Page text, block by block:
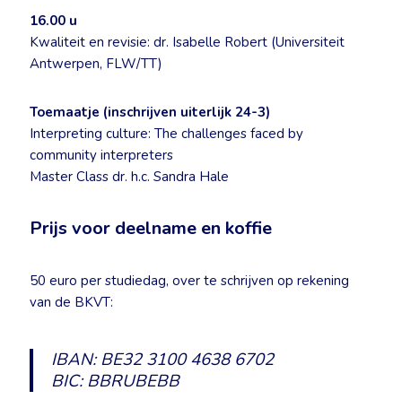
16.00 u
Kwaliteit en revisie: dr. Isabelle Robert (Universiteit
Antwerpen, FLW/TT)
Toemaatje (inschrijven uiterlijk 24-3)
Interpreting culture: The challenges faced by
community interpreters
Master Class dr. h.c. Sandra Hale
Prijs voor deelname en koffie
50 euro per studiedag, over te schrijven op rekening
van de BKVT:
IBAN: BE32 3100 4638 6702
BIC: BBRUBEBB